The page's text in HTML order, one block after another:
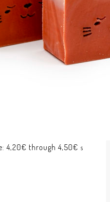
4,20€ through 4,50€ s